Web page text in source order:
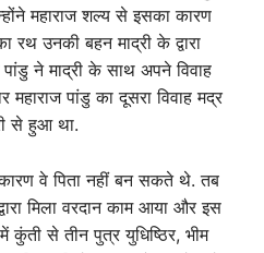
महाराज शल्य से इसका कारण
रथ उनकी बहन माद्री के द्वारा
ने माद्री के साथ अपने विवाह
पांडु का दूसरा विवाह मद्र
से हुआ था.
वे पिता नहीं बन सकते थे. तब
द्वारा मिला वरदान काम आया और इस
से तीन पुत्र युधिष्ठिर, भीम